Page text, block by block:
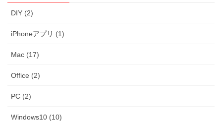
DIY (2)
iPhoneアプリ (1)
Mac (17)
Office (2)
PC (2)
Windows10 (10)